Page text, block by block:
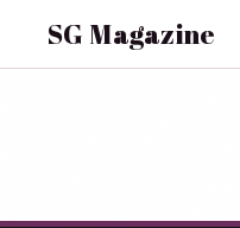
SG Magazine